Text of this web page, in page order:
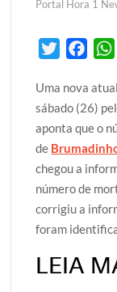
Portal Hora 1
t
t
e
r
c
e
b
o
o
k
Uma nova
sábado (26)
aponta que o
de
chegou a
número de
corrigiu a
foram
LEIA